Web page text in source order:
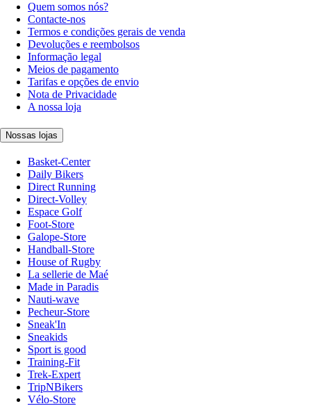
Quem somos nós?
Contacte-nos
Termos e condições gerais de venda
Devoluções e reembolsos
Informação legal
Meios de pagamento
Tarifas e opções de envio
Nota de Privacidade
A nossa loja
Nossas lojas
Basket-Center
Daily Bikers
Direct Running
Direct-Volley
Espace Golf
Foot-Store
Galope-Store
Handball-Store
House of Rugby
La sellerie de Maé
Made in Paradis
Nauti-wave
Pecheur-Store
Sneak'In
Sneakids
Sport is good
Training-Fit
Trek-Expert
TripNBikers
Vélo-Store